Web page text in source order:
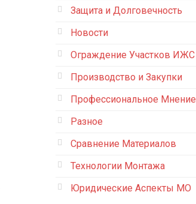
Защита и Долговечность
Новости
Ограждение Участков ИЖС
Производство и Закупки
Профессиональное Мнение
Разное
Сравнение Материалов
Технологии Монтажа
Юридические Аспекты МО